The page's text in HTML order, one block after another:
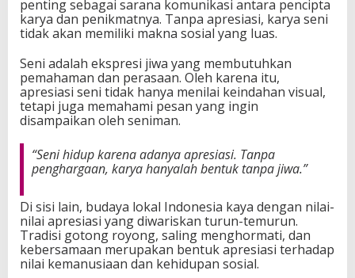
penting sebagai sarana komunikasi antara pencipta
karya dan penikmatnya. Tanpa apresiasi, karya seni
tidak akan memiliki makna sosial yang luas.
Seni adalah ekspresi jiwa yang membutuhkan
pemahaman dan perasaan. Oleh karena itu,
apresiasi seni tidak hanya menilai keindahan visual,
tetapi juga memahami pesan yang ingin
disampaikan oleh seniman.
“Seni hidup karena adanya apresiasi. Tanpa
penghargaan, karya hanyalah bentuk tanpa jiwa.”
Di sisi lain, budaya lokal Indonesia kaya dengan nilai-
nilai apresiasi yang diwariskan turun-temurun.
Tradisi gotong royong, saling menghormati, dan
kebersamaan merupakan bentuk apresiasi terhadap
nilai kemanusiaan dan kehidupan sosial.